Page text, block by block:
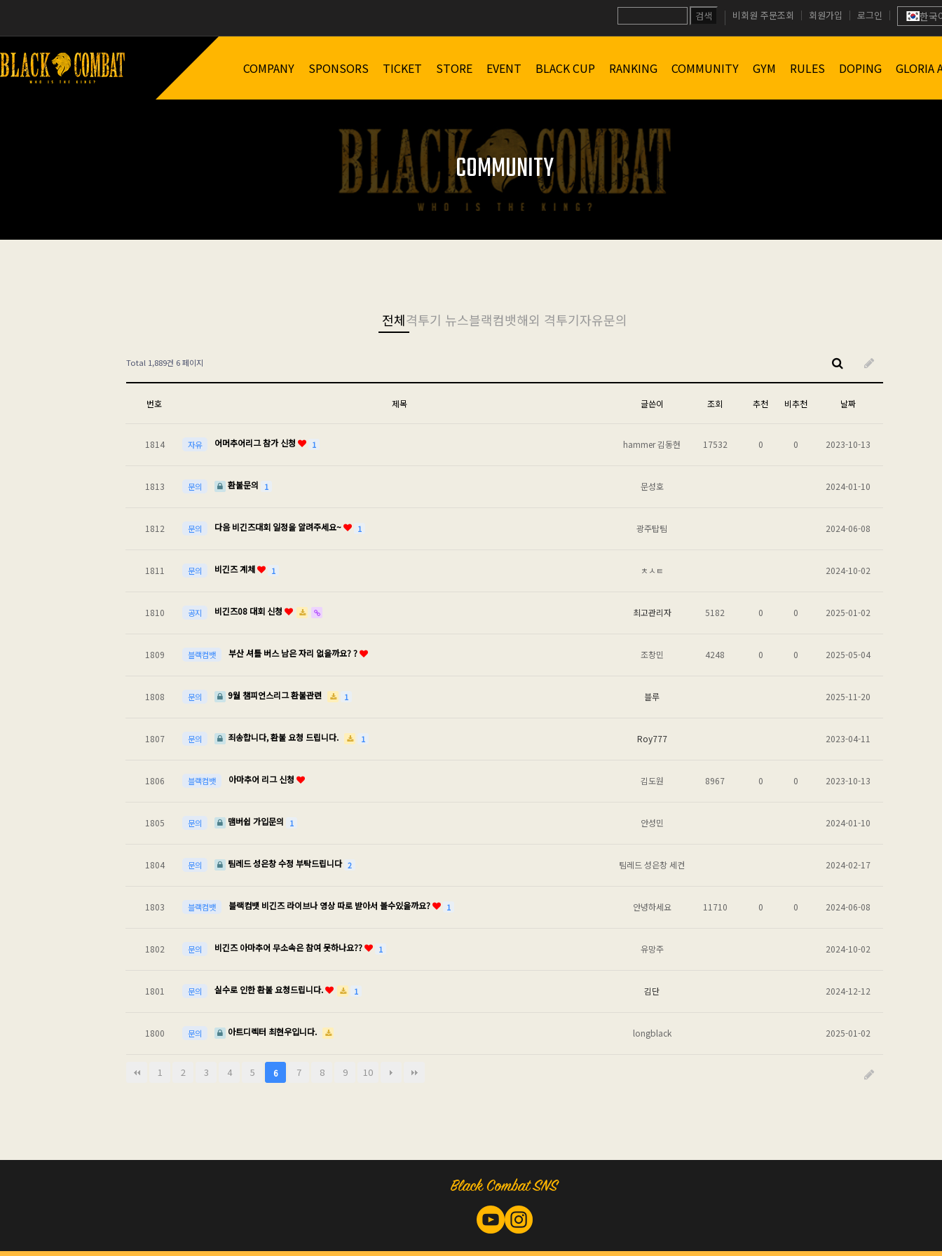
검색 비회원 주문조회 회원가입 로그인 한국
COMPANY SPONSORS TICKET STORE EVENT BLACK CUP RANKING COMMUNITY GYM RULES DOPING GLORIA
COMMUNITY
전체격투기 뉴스블랙컴뱃해외 격투기자유문의
Total 1,889건 6 페이지
번호 제목 글쓴이 조회 추천 비추천 날짜
1814 자유 어머추어리그 참가 신청 1 hammer 김동현 17532 0 0 2023-10-13
1813 문의 환불문의 1 문성호 2024-01-10
1812 문의 다음 비긴즈대회 일정을 알려주세요~ 1 광주탑팀 2024-06-08
1811 문의 비긴즈 계체 1 ㅊㅅㅌ 2024-10-02
1810 공지 비긴즈08 대회 신청 최고관리자 5182 0 0 2025-01-02
1809 블랙컴뱃 부산 셔틀 버스 남은 자리 없을까요? ? 조창민 4248 0 0 2025-05-04
1808 문의 9월 챔피언스리그 환불관련 1 블루 2025-11-20
1807 문의 죄송합니다, 환불 요청 드립니다. 1 Roy777 2023-04-11
1806 블랙컴뱃 아마추어 리그 신청 김도원 8967 0 0 2023-10-13
1805 문의 맴버쉽 가입문의 1 안성민 2024-01-10
1804 문의 팀레드 성은창 수정 부탁드립니다 2 팀레드 성은창 세컨 2024-02-17
1803 블랙컴뱃 블랙컴뱃 비긴즈 라이브나 영상 따로 받아서 볼수있을까요? 1 안녕하세요 11710 0 0 2024-06-08
1802 문의 비긴즈 아마추어 무소속은 참여 못하나요?? 1 유망주 2024-10-02
1801 문의 실수로 인한 환불 요청드립니다. 1 김단 2024-12-12
1800 문의 아트디렉터 최현우입니다. longblack 2025-01-02
1 2 3 4 5 6 7 8 9 10